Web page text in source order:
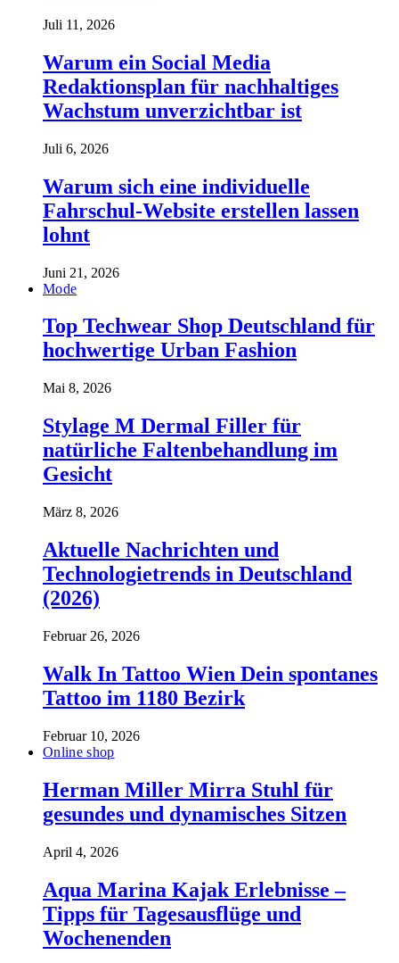
Juli 11, 2026
Warum ein Social Media
Redaktionsplan für nachhaltiges
Wachstum unverzichtbar ist
Juli 6, 2026
Warum sich eine individuelle
Fahrschul-Website erstellen lassen
lohnt
Juni 21, 2026
Mode
Top Techwear Shop Deutschland für
hochwertige Urban Fashion
Mai 8, 2026
Stylage M Dermal Filler für
natürliche Faltenbehandlung im
Gesicht
März 8, 2026
Aktuelle Nachrichten und
Technologietrends in Deutschland
(2026)
Februar 26, 2026
Walk In Tattoo Wien Dein spontanes
Tattoo im 1180 Bezirk
Februar 10, 2026
Online shop
Herman Miller Mirra Stuhl für
gesundes und dynamisches Sitzen
April 4, 2026
Aqua Marina Kajak Erlebnisse –
Tipps für Tagesausflüge und
Wochenenden